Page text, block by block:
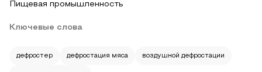
Пищевая промышленность
Ключевые слова
дефростер дефростация мяса воздушной дефростации